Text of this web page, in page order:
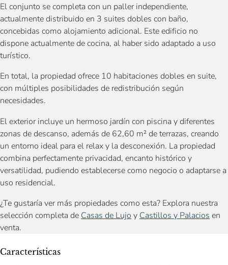
El conjunto se completa con un paller independiente,
actualmente distribuido en 3 suites dobles con baño,
concebidas como alojamiento adicional. Este edificio no
dispone actualmente de cocina, al haber sido adaptado a uso
turístico.
En total, la propiedad ofrece 10 habitaciones dobles en suite,
con múltiples posibilidades de redistribución según
necesidades.
El exterior incluye un hermoso jardín con piscina y diferentes
zonas de descanso, además de 62,60 m² de terrazas, creando
un entorno ideal para el relax y la desconexión. La propiedad
combina perfectamente privacidad, encanto histórico y
versatilidad, pudiendo establecerse como negocio o adaptarse a
uso residencial.
¿Te gustaría ver más propiedades como esta? Explora nuestra
selección completa de Casas de Lujo y Castillos y Palacios en
venta.
Características